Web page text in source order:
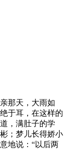
那天，大雨如
于耳，在这样的
，满肚子的学
；梦儿长得娇小
地说：“以后两